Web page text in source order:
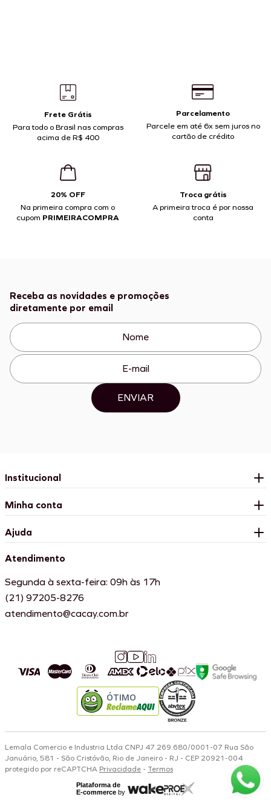
Frete Grátis
Para todo o Brasil nas compras
acima de R$ 400
Parcelamento
Parcele em até 6x sem juros no
cartão de crédito
20% OFF
Na primeira compra com o
cupom PRIMEIRACOMPRA
Troca grátis
A primeira troca é por nossa
conta
Receba as novidades e promoções
diretamente por email
ENVIAR
Institucional
Minha conta
Ajuda
Atendimento
Segunda à sexta-feira: 09h às 17h
(21) 97205-8276
atendimento@cacay.com.br
ÓTIMO
Lemala Comercio e Industria Ltda CNPJ 47.269.680/0001-07 Rua São
Januário, 581 - São Cristóvão, Rio de Janeiro - RJ - CEP 20921-004
protegido por reCAPTCHA Privacidade - Termos
Plataforma de
E-commerceby